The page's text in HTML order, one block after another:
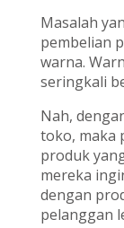
Masalah
pembelian
warna.
seringkali
Nah,
toko, maka
produk
mereka
dengan
pelanggan